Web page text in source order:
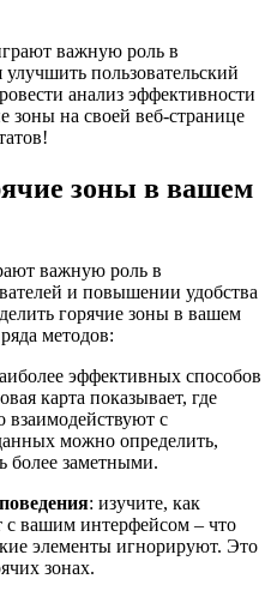
важную роль в
пользовательский
анализ эффективности
зоны на своей веб-странице
зоны в вашем
важную роль в
и повышении удобства
горячие зоны в вашем
методов:
эффективных способов
карта показывает, где
взаимодействуют с
можно определить,
более заметными.
: изучите, как
с вашим интерфейсом – что
элементы игнорируют. Это
зонах.